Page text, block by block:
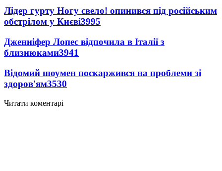
Лідер гурту Ногу свело! опинився під російським
обстрілом у Києві3995
Дженніфер Лопес відпочила в Італії з
близнюками3941
Відомий шоумен поскаржився на проблеми зі
здоров'ям3530
Читати коментарі